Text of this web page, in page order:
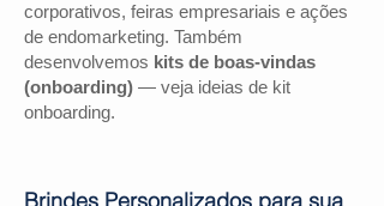
corporativos, feiras empresariais e ações
de endomarketing. Também
desenvolvemos kits de boas-vindas
(onboarding) — veja ideias de kit
onboarding.